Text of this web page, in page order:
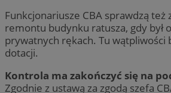
Funkcjonariusze CBA sprawdzą też
remontu budynku ratusza, gdy był
prywatnych rękach. Tu wątpliwości
dotacji.
Kontrola ma zakończyć się na
Zgodnie z ustawą za zgodą szefa